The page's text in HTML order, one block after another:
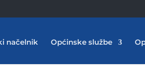
načelnik Općinske službe